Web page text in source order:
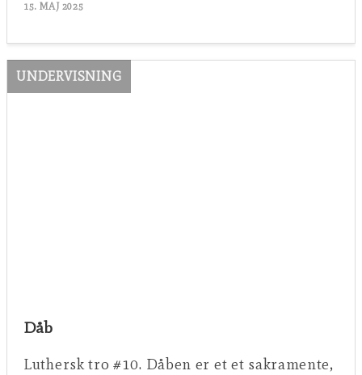
15. MAJ 2025
UNDERVISNING
Dåb
Luthersk tro #10. Dåben er et et sakramente,